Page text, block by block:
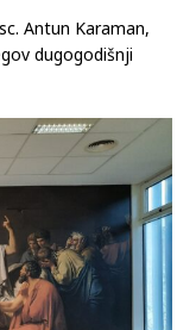
Antun Karaman,
dugogodišnji